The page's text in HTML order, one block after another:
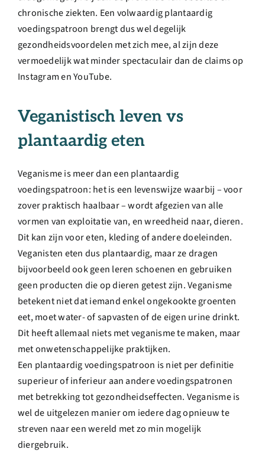
chronische ziekten. Een volwaardig plantaardig
voedingspatroon brengt dus wel degelijk
gezondheidsvoordelen met zich mee, al zijn deze
vermoedelijk wat minder spectaculair dan de claims op
Instagram en YouTube.
Veganistisch leven vs
plantaardig eten
Veganisme is meer dan een plantaardig
voedingspatroon: het is een levenswijze waarbij – voor
zover praktisch haalbaar – wordt afgezien van alle
vormen van exploitatie van, en wreedheid naar, dieren.
Dit kan zijn voor eten, kleding of andere doeleinden.
Veganisten eten dus plantaardig, maar ze dragen
bijvoorbeeld ook geen leren schoenen en gebruiken
geen producten die op dieren getest zijn. Veganisme
betekent niet dat iemand enkel ongekookte groenten
eet, moet water- of sapvasten of de eigen urine drinkt.
Dit heeft allemaal niets met veganisme te maken, maar
met onwetenschappelijke praktijken.
Een plantaardig voedingspatroon is niet per definitie
superieur of inferieur aan andere voedingspatronen
met betrekking tot gezondheidseffecten. Veganisme is
wel de uitgelezen manier om iedere dag opnieuw te
streven naar een wereld met zo min mogelijk
diergebruik.